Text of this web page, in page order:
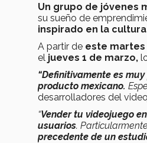
Un grupo de jóvenes
su sueño de
inspirado en la
A partir de este martes
el jueves 1 de marzo,
“Definitivamente es
producto mexicano.
desarrolladores del
“Vender tu videojuego
usuarios. Particularmente
precedente de un